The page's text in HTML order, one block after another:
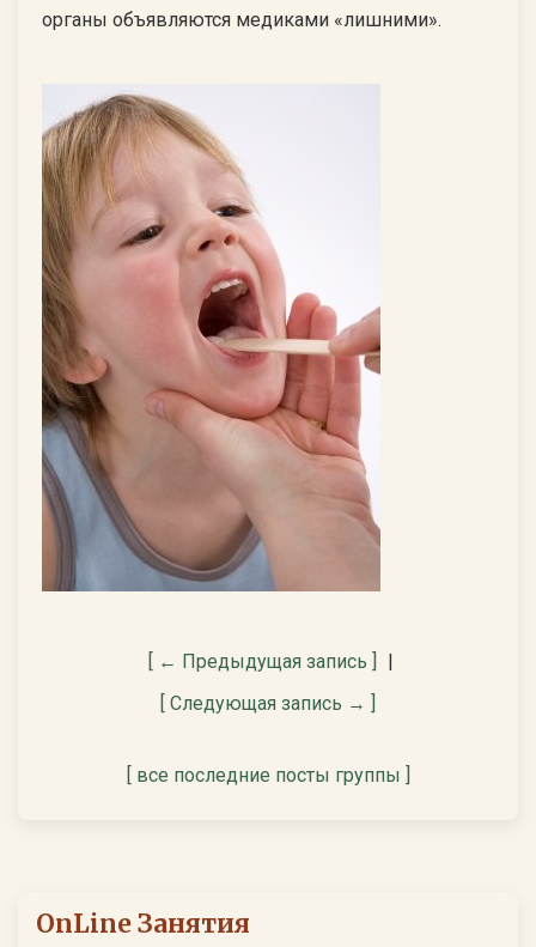
органы объявляются медиками «лишними».
[ ← Предыдущая запись ]
|
[ Следующая запись → ]
[ все последние посты группы ]
OnLine Занятия